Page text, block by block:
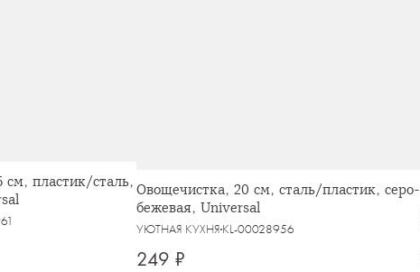
см, пластик/сталь, Овощечистка, 20 см, сталь/пластик, серо-
бежевая, Universal
УЮТНАЯ КУХНЯKL-00028956
249 ₽